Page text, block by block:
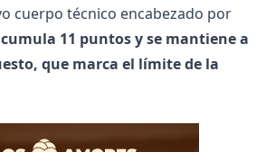
cuerpo técnico encabezado por
11 puntos y se mantiene a
que marca el límite de la